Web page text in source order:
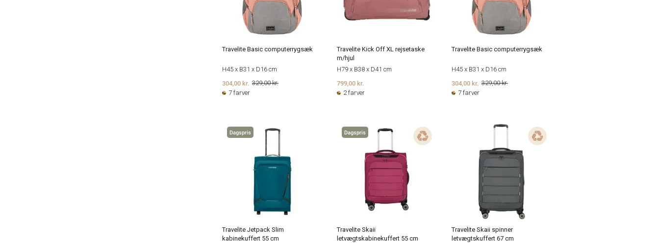
Travelite Basic computerrygsæk
H45 x B31 x D16 cm
329,00 kr.
304,00 kr.
7 farver
Travelite Kick Off XL rejsetaske
m/hjul
H79 x B38 x D41 cm
799,00 kr.
2 farver
Travelite Basic computerrygsæk
H45 x B31 x D16 cm
329,00 kr.
304,00 kr.
7 farver
Dagspris
Travelite Jetpack Slim
kabinekuffert 55 cm
Dagspris
Travelite Skaii
letvægtskabinekuffert 55 cm
Travelite Skaii spinner
letvægtskuffert 67 cm